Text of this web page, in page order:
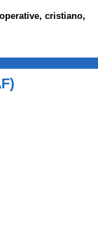
cristiano,